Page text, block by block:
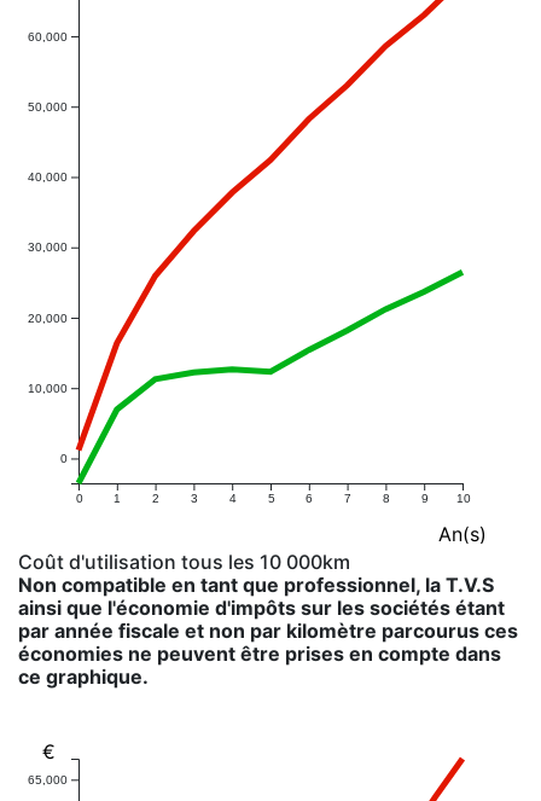
0 1 2 3 4 5 6 7 8 9 10
0
10,000
20,000
30,000
40,000
50,000
60,000
An(s)
Coût d'utilisation tous les 10 000km
Non compatible en tant que professionnel, la T.V.S
ainsi que l'économie d'impôts sur les sociétés étant
par année fiscale et non par kilomètre parcourus ces
économies ne peuvent être prises en compte dans
ce graphique.
65,000
€